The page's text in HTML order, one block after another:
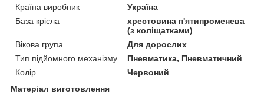
Країна виробник
Україна
База крісла
хрестовина п'ятипроменева
(з коліщатками)
Вікова група
Для дорослих
Тип підйомного механізму
Пневматика, Пневматичний
Колір
Червоний
Матеріал виготовлення